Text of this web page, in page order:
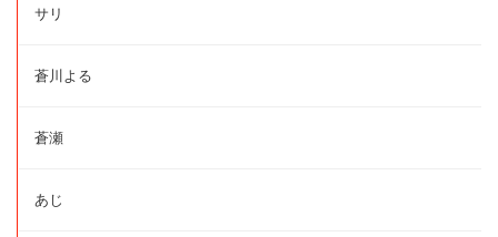
サリ
蒼川よる
蒼瀬
あじ